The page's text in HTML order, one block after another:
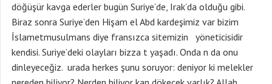
döğüşür kavga ederler bugün Suriye’de, Irak’da olduğu gibi.
Biraz sonra Suriye’den Hişam el Abd kardeşimiz var bizim
İslametmusulmans diye fransızca sitemizin yöneticisidir
kendisi. Suriye’deki olayları bizza t yaşadı. Onda n da onu
dinleyeceğiz. urada herkes şunu soruyor: deniyor ki melekler